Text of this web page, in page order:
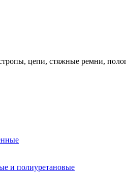
цепи, стяжные ремни,
и полиуретановые